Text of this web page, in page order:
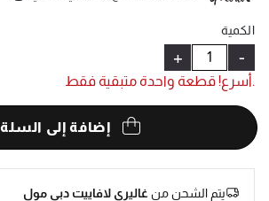
الكمية
-
+
.أسرع! قطعة واحدة متبقية فقط
إضافة إلى السلة
يتم الشحن منغاليري لافاييت دبي مول